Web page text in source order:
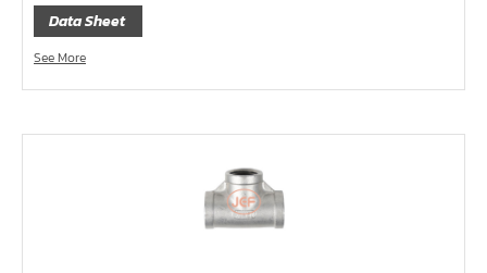
คีมย้ำสายไฟ
คีมล๊อค
คีมหนีบ-ถ่างแหวน
Data Sheet
See More